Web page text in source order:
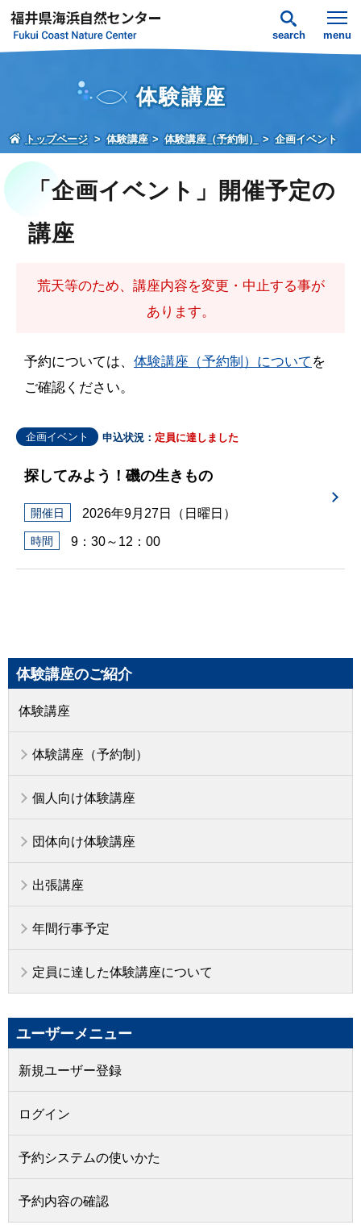
search menu
体験講座
トップページ 体験講座 体験講座（予約制） 企画イベント
「企画イベント」開催予定の
講座
荒天等のため、講座内容を変更・中止する事が
あります。
予約については、 体験講座（予約制）について を
ご確認ください。
企画イベント 申込状況： 定員に達しました
探してみよう！磯の生きもの
開催日 2026年9月27日（日曜日）
時間 9：30～12：00
体験講座のご紹介
体験講座
体験講座（予約制）
個人向け体験講座
団体向け体験講座
出張講座
年間行事予定
定員に達した体験講座について
ユーザーメニュー
新規ユーザー登録
ログイン
予約システムの使いかた
予約内容の確認